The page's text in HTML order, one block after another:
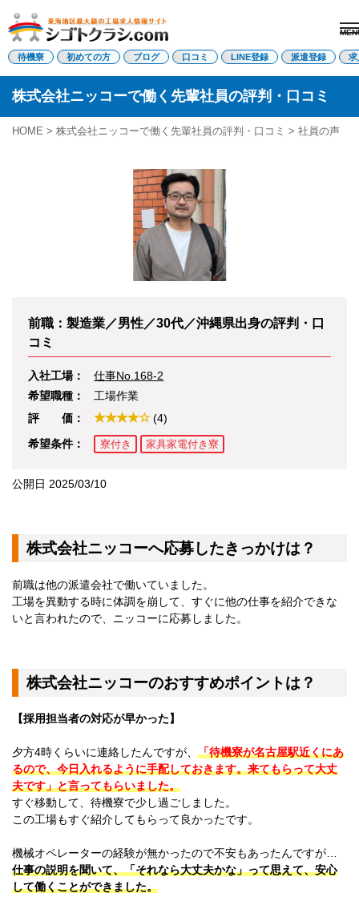
電話受付はこちら
派遣登録 LINE登録
関西エリア
滋賀県
大阪府
兵庫県
和歌山県
関東エリア
群馬県
神奈川県
青森県
岩手県
秋田県
北海道エリア
甲信越・北陸エリア
富山県
石川県
福井県
長野県
山梨県
中国エリア
島根県
岡山県
広島県
待機寮 初めての方 ブログ 口コミ LINE登録 派遣登録 求
株式会社ニッコーで働く先輩社員の評判・口コミ
HOME > 株式会社ニッコーで働く先輩社員の評判・口コミ > 社員の声
前職：製造業／男性／30代／沖縄県出身の評判・口
コミ
入社工場：
仕事No.168-2
希望職種：
工場作業
評 価：
(4)
希望条件：
寮付き 家具家電付き寮
公開日 2025/03/10
株式会社ニッコーへ応募したきっかけは？
前職は他の派遣会社で働いていました。
工場を異動する時に体調を崩して、すぐに他の仕事を紹介できな
いと言われたので、ニッコーに応募しました。
株式会社ニッコーのおすすめポイントは？
【採用担当者の対応が早かった】
夕方4時くらいに連絡したんですが、 「待機寮が名古屋駅近くにあ
るので、今日入れるように手配しておきます。来てもらって大丈
夫です」と言ってもらいました。
すぐ移動して、待機寮で少し過ごしました。
この工場もすぐ紹介してもらって良かったです。
機械オペレーターの経験が無かったので不安もあったんですが…
仕事の説明を聞いて、「それなら大丈夫かな」って思えて、安心
して働くことができました。